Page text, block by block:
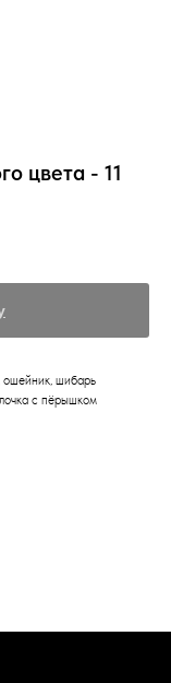
цвета - 11
ошейник, шибарь
с пёрышком